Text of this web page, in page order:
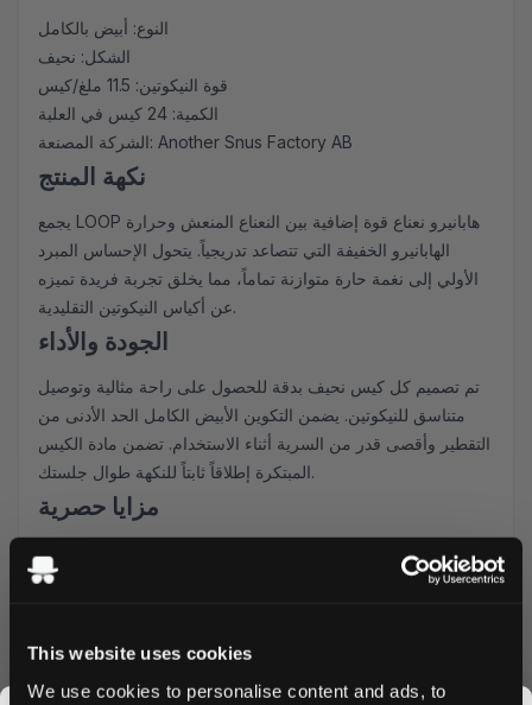
This website uses cookies
We use cookies to personalise content and ads, to
النوع: أبيض بالكامل
الشكل: نحيف
قوة النيكوتين: 11.5 ملغ/كيس
الكمية: 24 كيس في العلبة
الشركة المصنعة: Another Snus Factory AB
نكهة المنتج
يجمع LOOP هابانيرو نعناع قوة إضافية بين النعناع المنعش وحرارة
الهابانيرو الخفيفة التي تتصاعد تدريجياً. يتحول الإحساس المبرد
الأولي إلى نغمة حارة متوازنة تماماً، مما يخلق تجربة فريدة تميزه
عن أكياس النيكوتين التقليدية.
الجودة والأداء
تم تصميم كل كيس نحيف بدقة للحصول على راحة مثالية وتوصيل
متناسق للنيكوتين. يضمن التكوين الأبيض الكامل الحد الأدنى من
التقطير وأقصى قدر من السرية أثناء الاستخدام. تضمن مادة الكيس
المبتكرة إطلاقاً ثابتاً للنكهة طوال جلستك.
مزايا حصرية
شحن سريع إلى جميع أنحاء قطر
خصومات متوفرة للطلبات بالجملة
اطلب LOOP هابانيرو نعناع قوة إضافية اليوم واستمتع بأسعارنا
التنافسية وخدمة التوصيل السريع. مثالي للمستخدمين ذوي الخبرة